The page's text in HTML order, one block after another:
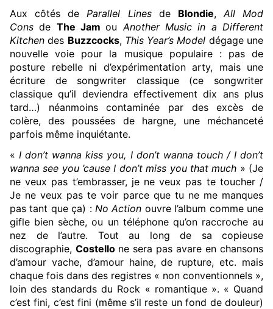
Aux côtés de
Parallel Lines de Blondie,
All Mod
Cons de The Jam ou Another Music in a Different
Kitchen des Buzzcocks, This Year’s Model dégage une
nouvelle voie pour la musique populaire : pas de
posture rebelle ni d’expérimentation arty, mais une
écriture de songwriter classique (ce songwriter
classique qu’il deviendra effectivement dix ans plus
tard…) néanmoins contaminée par des excès de
colère, des poussées de hargne, une méchanceté
parfois même inquiétante.
« I don’t wanna kiss you, I don’t wanna touch / I don’t
wanna see you ’cause I don’t miss you that much » (Je
ne veux pas t’embrasser, je ne veux pas te toucher /
Je ne veux pas te voir parce que tu ne me manques
pas tant que ça) : No Action ouvre l’album comme une
gifle bien sèche, ou un téléphone qu’on raccroche au
nez de l’autre. Tout au long de sa copieuse
discographie, Costello ne sera pas avare en chansons
d’amour vache, d’amour haine, de rupture, etc. mais
chaque fois dans des registres « non conventionnels »,
loin des standards du Rock « romantique ». « Quand
c’est fini, c’est fini (même s’il reste un fond de douleur)